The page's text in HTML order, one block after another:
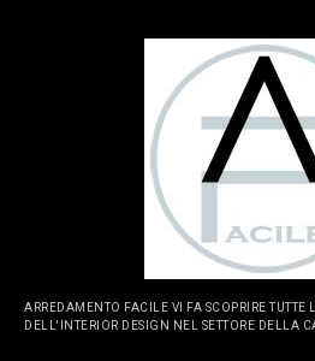
ARREDAMENTO FACILE VI FA SCOPRIRE TUTTE
DELL'INTERIOR DESIGN NEL SETTORE DELLA